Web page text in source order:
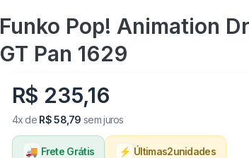
Funko Pop! Animation
GT Pan 1629
R$ 235,16
4x de R$ 58,79 sem juros
🚚 Frete Grátis ⚡ Últimas2unidades